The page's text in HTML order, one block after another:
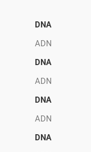
DNA
ADN
DNA
ADN
DNA
ADN
DNA